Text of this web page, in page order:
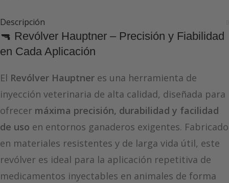
Descripción
🔫 Revólver Hauptner – Precisión y Fiabilidad
en Cada Aplicación
El Revólver Hauptner es una herramienta de
inyección veterinaria de alta calidad, diseñada para
ofrecer máxima precisión, durabilidad y facilidad
de uso en entornos ganaderos exigentes. Fabricado
en materiales resistentes y de larga vida útil, este
revólver es ideal para la aplicación repetitiva de
medicamentos inyectables en animales de forma